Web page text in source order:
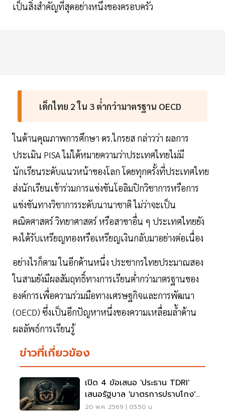
เป็นสิ่งสำคัญที่สุดอย่างหนึ่งของครอบครัว
เด็กไทย 2 ใน 3 ต่ำกว่ามาตรฐาน OECD
ในด้านคุณภาพการศึกษา ดร.ไกรยส กล่าวว่า ผลการ
ประเมิน PISA ไม่ได้หมายความว่าประเทศไทยไม่มี
นักเรียนระดับแนวหน้าของโลก โดยทุกครั้งที่ประเทศไทย
ส่งนักเรียนเข้าร่วมการแข่งขันโอลิมปิกวิชาการหรือการ
แข่งขันทางวิชาการระดับนานาชาติ ไม่ว่าจะเป็น
คณิตศาสตร์ วิทยาศาสตร์ หรือสาขาอื่น ๆ ประเทศไทยยัง
คงได้รับเหรียญทองหรือเหรียญเงินกลับมาอย่างต่อเนื่อง
อย่างไรก็ตาม ในอีกด้านหนึ่ง ประชากรไทยประมาณสอง
ในสามยังมีผลสัมฤทธิ์ทางการเรียนต่ำกว่ามาตรฐานของ
องค์การเพื่อความร่วมมือทางเศรษฐกิจและการพัฒนา
(OECD) ซึ่งเป็นอีกปัญหาหนึ่งของความเหลื่อมล้ำด้าน
ผลลัพธ์การเรียนรู้
ข่าวที่เกี่ยวข้อง
เปิด 4 ข้อเสนอ 'ประธาน TDRI'
เสนอรัฐบาล 'มาตรการปราบโกง'
ดันไทยเข้า OECD
20 พ.ค. 2569 | 05:50 น.